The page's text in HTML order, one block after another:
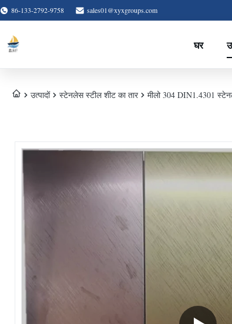
86-133-2792-9758 sales01@xyxgroups.com
घर
उत्पादों स्टेनलेस स्टील शीट का तार मीलो 304 DIN1.4301